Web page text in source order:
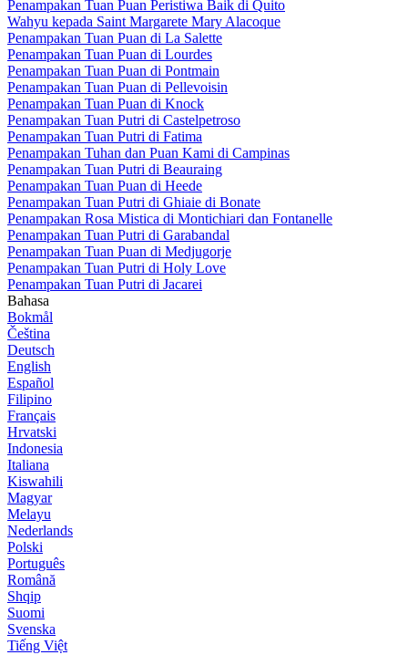
Penampakan Tuan Puan Peristiwa Baik di Quito
Wahyu kepada Saint Margarete Mary Alacoque
Penampakan Tuan Puan di La Salette
Penampakan Tuan Puan di Lourdes
Penampakan Tuan Puan di Pontmain
Penampakan Tuan Puan di Pellevoisin
Penampakan Tuan Puan di Knock
Penampakan Tuan Putri di Castelpetroso
Penampakan Tuan Putri di Fatima
Penampakan Tuhan dan Puan Kami di Campinas
Penampakan Tuan Putri di Beauraing
Penampakan Tuan Puan di Heede
Penampakan Tuan Putri di Ghiaie di Bonate
Penampakan Rosa Mistica di Montichiari dan Fontanelle
Penampakan Tuan Putri di Garabandal
Penampakan Tuan Puan di Medjugorje
Penampakan Tuan Putri di Holy Love
Penampakan Tuan Putri di Jacarei
Bahasa
Bokmål
Čeština
Deutsch
English
Español
Filipino
Français
Hrvatski
Indonesia
Italiana
Kiswahili
Magyar
Melayu
Nederlands
Polski
Português
Română
Shqip
Suomi
Svenska
Tiếng Việt